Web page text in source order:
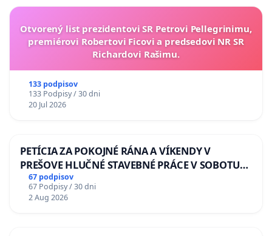
Otvorený list prezidentovi SR Petrovi Pellegrinimu,
premiérovi Robertovi Ficovi a predsedovi NR SR
Richardovi Rašimu.
133 podpisov
133 Podpisy / 30 dni
20 Jul 2026
PETÍCIA ZA POKOJNÉ RÁNA A VÍKENDY V
PREŠOVE HLUČNÉ STAVEBNÉ PRÁCE V SOBOTU
LEN OD 9.00 DO 13.00 HOD., CEZ PRACOVNÝ
TÝŽDEŇ CIEĽ 8.00 – 18.00 HOD. A PRAVIDELNÁ
KONTROLA STAVBY C-AREA NA
67 podpisov
67 Podpisy / 30 dni
2 Aug 2026